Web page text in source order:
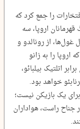
افتخارات را جمع کرد که
اروپا، سه
غول‌ها، از رونالدو و
را به زانو
اتلتیک بیلبائو،
خواهد بود.
یک بازیکن نیست؛
جناح راست، هواداران